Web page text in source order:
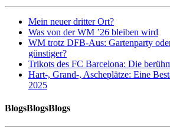
Mein neuer dritter Ort?
Was von der WM ’26 bleiben wird
WM trotz DFB-Aus: Gartenparty
günstiger?
Trikots des FC Barcelona: Die
Hart-, Grand-, Ascheplätze: Eine
2025
BlogsBlogsBlogs